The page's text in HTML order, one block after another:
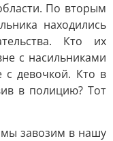
По вторым
находились
Кто их
с насильниками
с девочкой. Кто в
в полицию? Тот
завозим в нашу